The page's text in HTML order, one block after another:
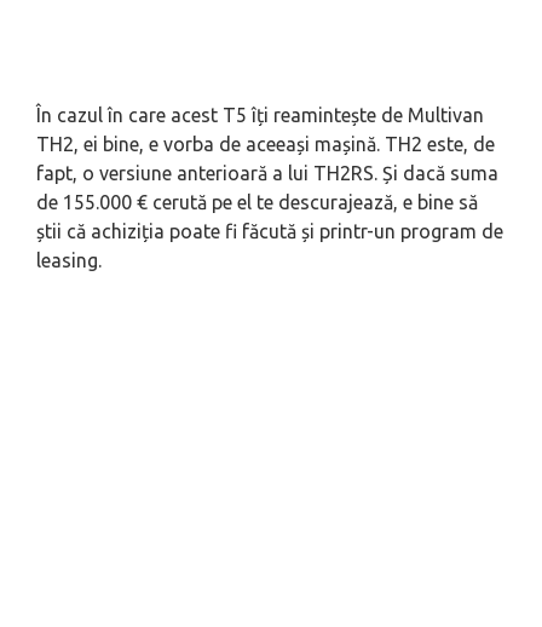
În cazul în care acest T5 îți reamintește de Multivan
TH2, ei bine, e vorba de aceeași mașină. TH2 este, de
fapt, o versiune anterioară a lui TH2RS. Și dacă suma
de 155.000 € cerută pe el te descurajează, e bine să
știi că achiziția poate fi făcută și printr-un program de
leasing.